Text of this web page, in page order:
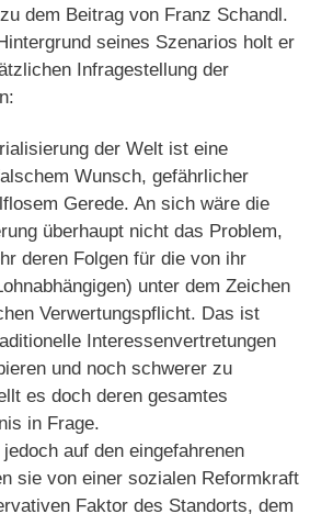
dem Beitrag von Franz Schandl.
seines Szenarios holt er
Infragestellung der
der Welt ist eine
Wunsch, gefährlicher
Gerede. An sich wäre die
überhaupt nicht das Problem,
deren Folgen für die von ihr
unter dem Zeichen
Verwertungspflicht. Das ist
Interessenvertretungen
und noch schwerer zu
es doch deren gesamtes
in Frage.
auf den eingefahrenen
sie von einer sozialen Reformkraft
Faktor des Standorts, dem